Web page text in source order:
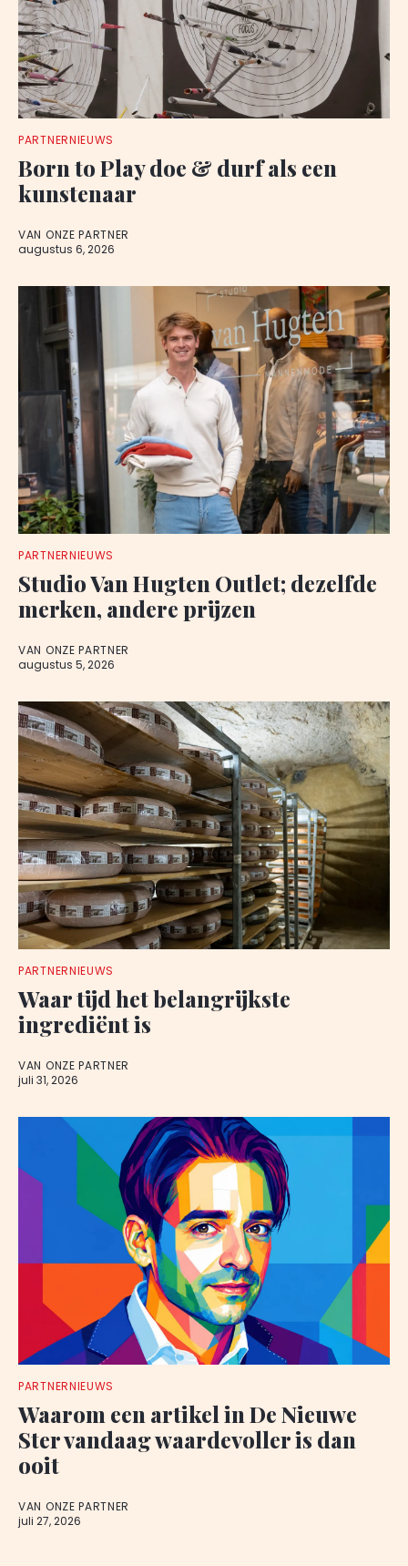
PARTNERNIEUWS
Born to Play doe & durf als een
kunstenaar
VAN ONZE PARTNER
augustus 6, 2026
PARTNERNIEUWS
Studio Van Hugten Outlet; dezelfde
merken, andere prijzen
VAN ONZE PARTNER
augustus 5, 2026
PARTNERNIEUWS
Waar tijd het belangrijkste
ingrediënt is
VAN ONZE PARTNER
juli 31, 2026
PARTNERNIEUWS
Waarom een artikel in De Nieuwe
Ster vandaag waardevoller is dan
ooit
VAN ONZE PARTNER
juli 27, 2026